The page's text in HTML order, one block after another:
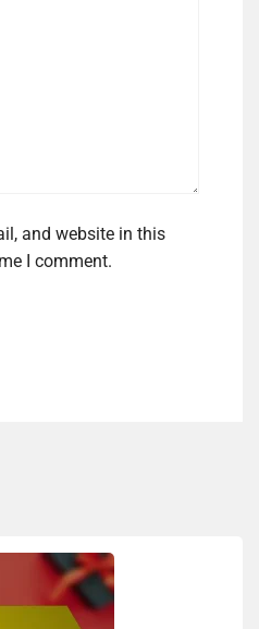
and website in this
I comment.